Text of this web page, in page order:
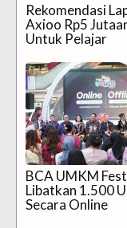
Rekomendasi
Axioo Rp5
Untuk Pelajar
BCA UMKM
Libatkan 1.500
Secara Online